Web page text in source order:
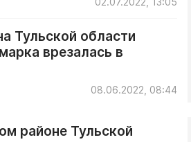
Тульской области
врезалась в
08.06.2022, 08:44
районе Тульской